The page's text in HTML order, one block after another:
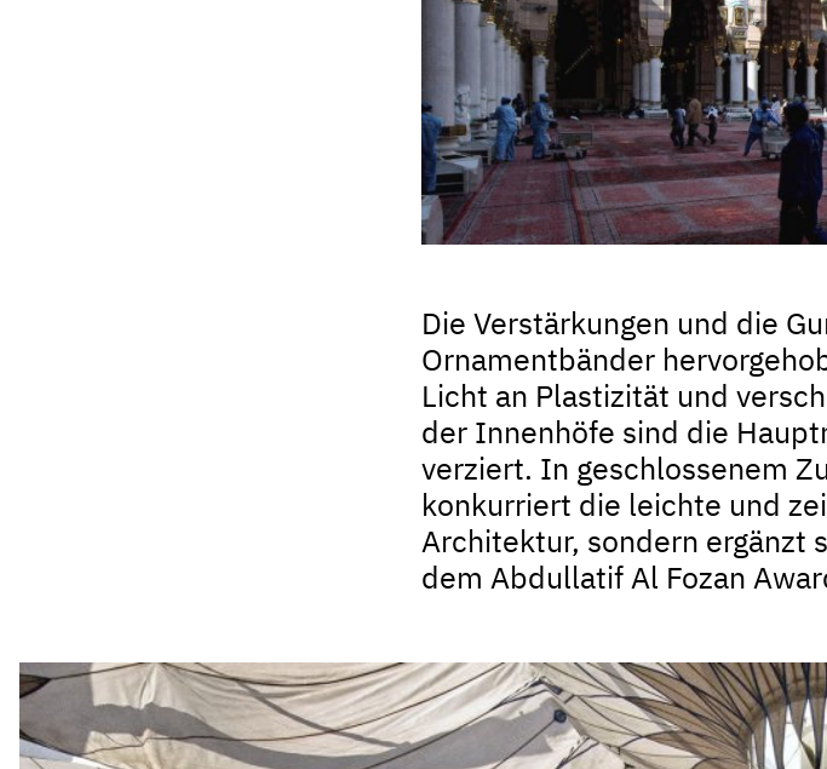
Die Verstärkungen und die
Ornamentbänder
Licht an Plastizität und
der Innenhöfe sind die
verziert. In geschlossenem
konkurriert die leichte und
Architektur, sondern ergänzt
dem Abdullatif Al Fozan